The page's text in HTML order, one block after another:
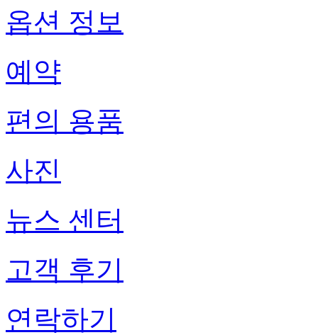
옵션 정보
예약
편의 용품
사진
뉴스 센터
고객 후기
연락하기